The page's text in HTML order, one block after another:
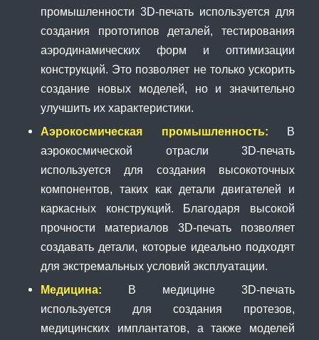
промышленности 3D-печать используется для
создания прототипов деталей, тестирования
аэродинамических форм и оптимизации
конструкций. Это позволяет не только ускорить
создание новых моделей, но и значительно
улучшить их характеристики.
Аэрокосмическая промышленность: В
аэрокосмической отрасли 3D-печать
используется для создания высокоточных
компонентов, таких как детали двигателей и
каркасных конструкций. Благодаря высокой
прочности материалов 3D-печать позволяет
создавать детали, которые идеально подходят
для экстремальных условий эксплуатации.
Медицина: В медицине 3D-печать
используется для создания протезов,
медицинских имплантатов, а также моделей